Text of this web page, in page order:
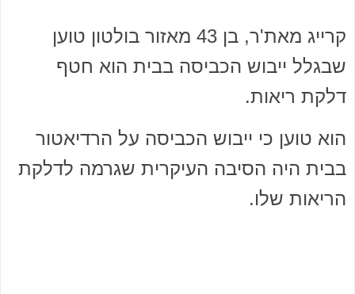
קרייג מאת'ר, בן 43 מאזור בולטון טוען
שבגלל ייבוש הכביסה בבית הוא חטף
דלקת ריאות.
הוא טוען כי ייבוש הכביסה על הרדיאטור
בבית היה הסיבה העיקרית שגרמה לדלקת
הריאות שלו.